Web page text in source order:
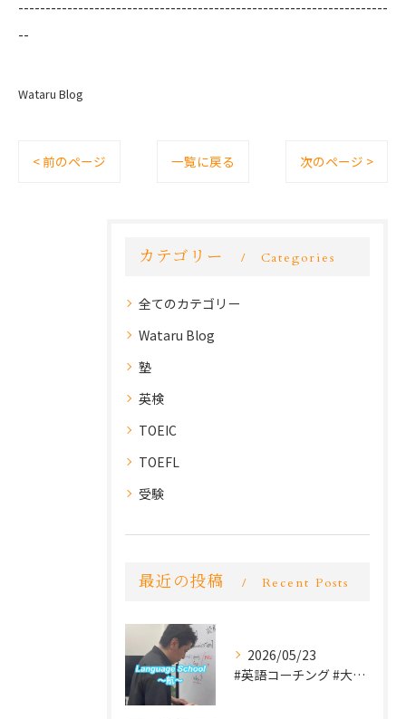
--------------------------------------------------------------------
--
Wataru Blog
< 前のページ 一覧に戻る 次のページ >
カテゴリー Categories
全てのカテゴリー
Wataru Blog
塾
英検
TOEIC
TOEFL
受験
最近の投稿 Recent Posts
2026/05/23
#英語コーチング #大学受験 #英検